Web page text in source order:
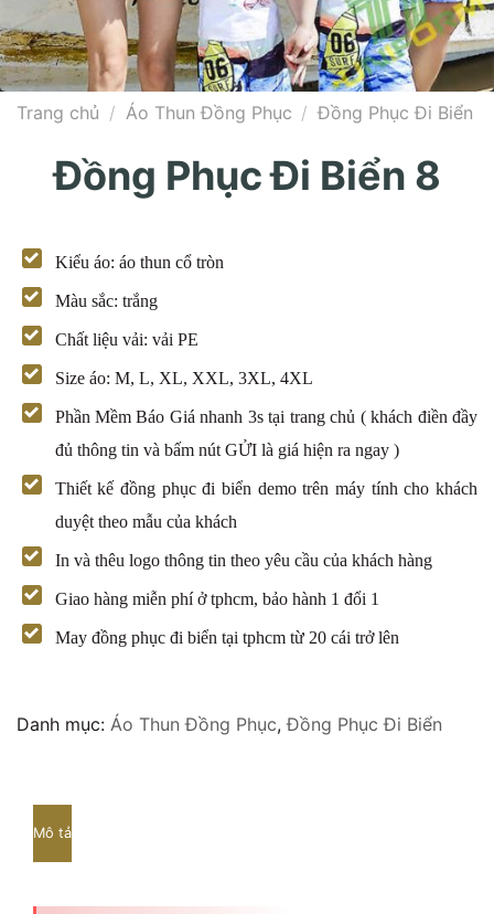
Trang chủ / Áo Thun Đồng Phục / Đồng Phục Đi Biển
Đồng Phục Đi Biển 8
Kiểu áo: áo thun cổ tròn
Màu sắc: trắng
Chất liệu vải: vải PE
Size áo: M, L, XL, XXL, 3XL, 4XL
Phần Mềm Báo Giá nhanh 3s tại trang chủ ( khách điền đầy
đủ thông tin và bấm nút GỬI là giá hiện ra ngay )
Thiết kế đồng phục đi biển demo trên máy tính cho khách
duyệt theo mẫu của khách
In và thêu logo thông tin theo yêu cầu của khách hàng
Giao hàng miễn phí ở tphcm, bảo hành 1 đổi 1
May đồng phục đi biển tại tphcm từ 20 cái trở lên
Danh mục: Áo Thun Đồng Phục,Đồng Phục Đi Biển
Mô tả